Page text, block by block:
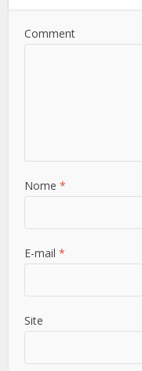
Comment
Nome*
E-mail*
Site